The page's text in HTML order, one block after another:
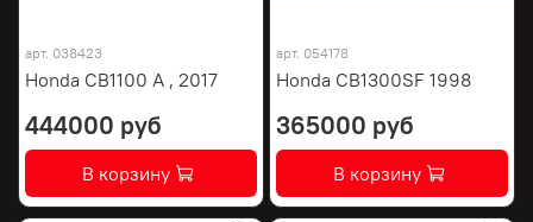
арт. 038423
Honda CB1100 A , 2017
444000 руб
В корзину
арт. 054178
Honda CB1300SF 1998
365000 руб
В корзину